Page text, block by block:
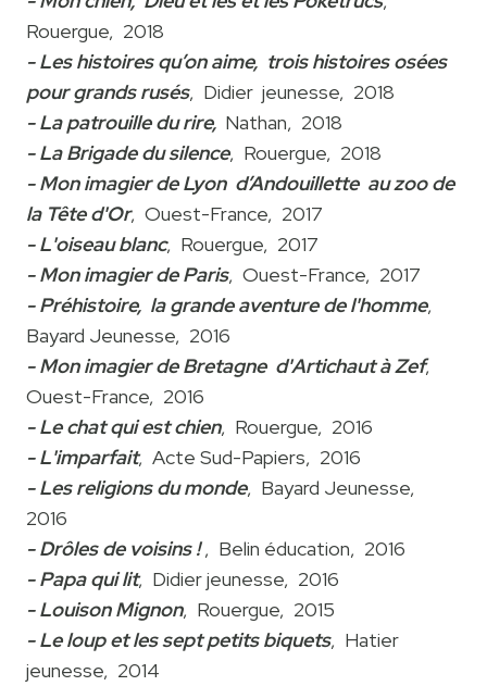
Rouergue, 2018
- Les histoires qu’on aime, trois histoires osées
pour grands rusés, Didier jeunesse, 2018
- La patrouille du rire, Nathan, 2018
- La Brigade du silence, Rouergue, 2018
- Mon imagier de Lyon d’Andouillette au zoo de
la Tête d'Or, Ouest-France, 2017
- L'oiseau blanc, Rouergue, 2017
- Mon imagier de Paris, Ouest-France, 2017
- Préhistoire, la grande aventure de l'homme,
Bayard Jeunesse, 2016
- Mon imagier de Bretagne d'Artichaut à Zef,
Ouest-France, 2016
- Le chat qui est chien, Rouergue, 2016
- L'imparfait, Acte Sud-Papiers, 2016
- Les religions du monde, Bayard Jeunesse,
2016
- Drôles de voisins !, Belin éducation, 2016
- Papa qui lit, Didier jeunesse, 2016
- Louison Mignon, Rouergue, 2015
- Le loup et les sept petits biquets, Hatier
jeunesse, 2014